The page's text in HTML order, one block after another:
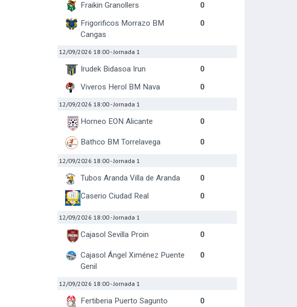
Fraikin Granollers
0
Frigorificos Morrazo BM
Cangas
0
12/09/2026 18:00- Jornada 1
Irudek Bidasoa Irun
0
Viveros Herol BM Nava
0
12/09/2026 18:00- Jornada 1
Horneo EON Alicante 0
Bathco BM Torrelavega 0
12/09/2026 18:00- Jornada 1
Tubos Aranda Villa de Aranda
0
Caserio Ciudad Real
0
12/09/2026 18:00- Jornada 1
Cajasol Sevilla Proin 0
Cajasol Ángel Ximénez Puente
Genil
0
12/09/2026 18:00- Jornada 1
Fertiberia Puerto Sagunto
0